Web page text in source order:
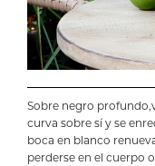
Sobre negro
curva sobre sí y se
boca en blanco
perderse en el cuerpo